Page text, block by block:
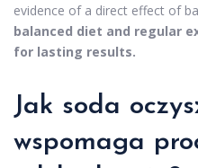
evidence of a direct effect of
balanced diet and regular
for lasting results.
Jak soda
wspomaga